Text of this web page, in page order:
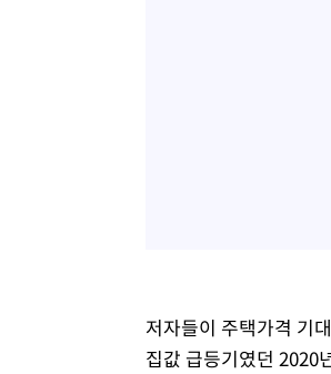
저자들이 주택가격 기
집값 급등기였던 2020